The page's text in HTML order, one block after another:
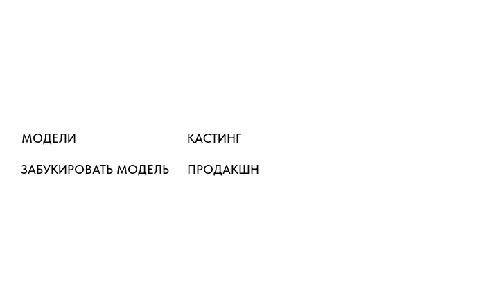
МОДЕЛИ КАСТИНГ
ЗАБУКИРОВАТЬ МОДЕЛЬ ПРОДАКШН